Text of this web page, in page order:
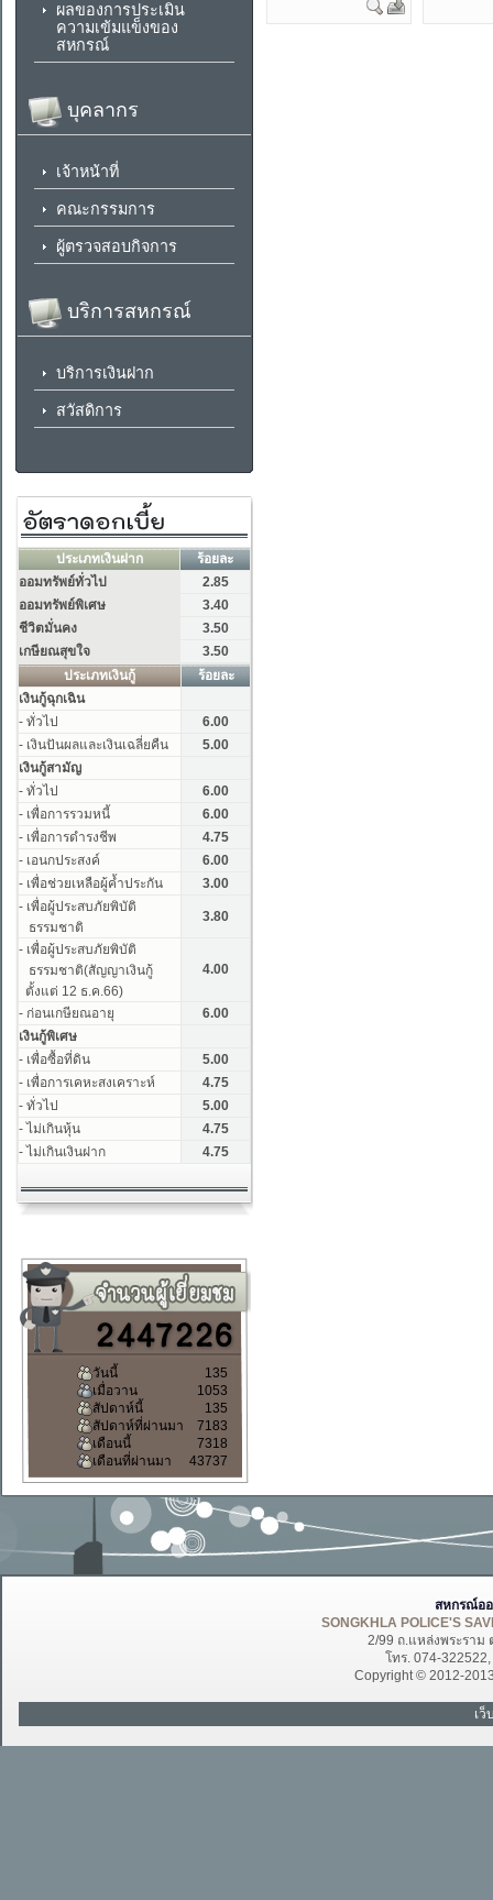
ผลของการประเมิน
ความเข้มแข็งของ
สหกรณ์
บุคลากร
เจ้าหน้าที่
คณะกรรมการ
ผู้ตรวจสอบกิจการ
บริการสหกรณ์
บริการเงินฝาก
สวัสดิการ
วันนี้
135
เมื่อวาน
1053
สัปดาห์นี้
135
สัปดาห์ที่ผ่านมา
7183
เดือนนี้
7318
เดือนที่ผ่านมา
43737
สหกรณ์อ
SONGKHLA POLICE'S
2/99 ถ.แหล่งพระราม
โทร. 074-
Copyright © 2012-
เ